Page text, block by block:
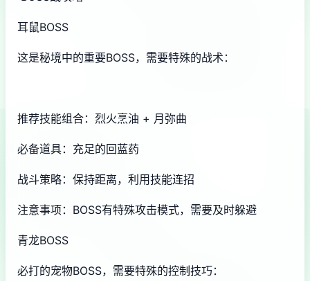
耳鼠BOSS
这是秘境中的重要BOSS，需要特殊的战术：
推荐技能组合：烈火烹油 + 月弥曲
必备道具：充足的回蓝药
战斗策略：保持距离，利用技能连招
注意事项：BOSS有特殊攻击模式，需要及时躲避
青龙BOSS
必打的宠物BOSS，需要特殊的控制技巧：